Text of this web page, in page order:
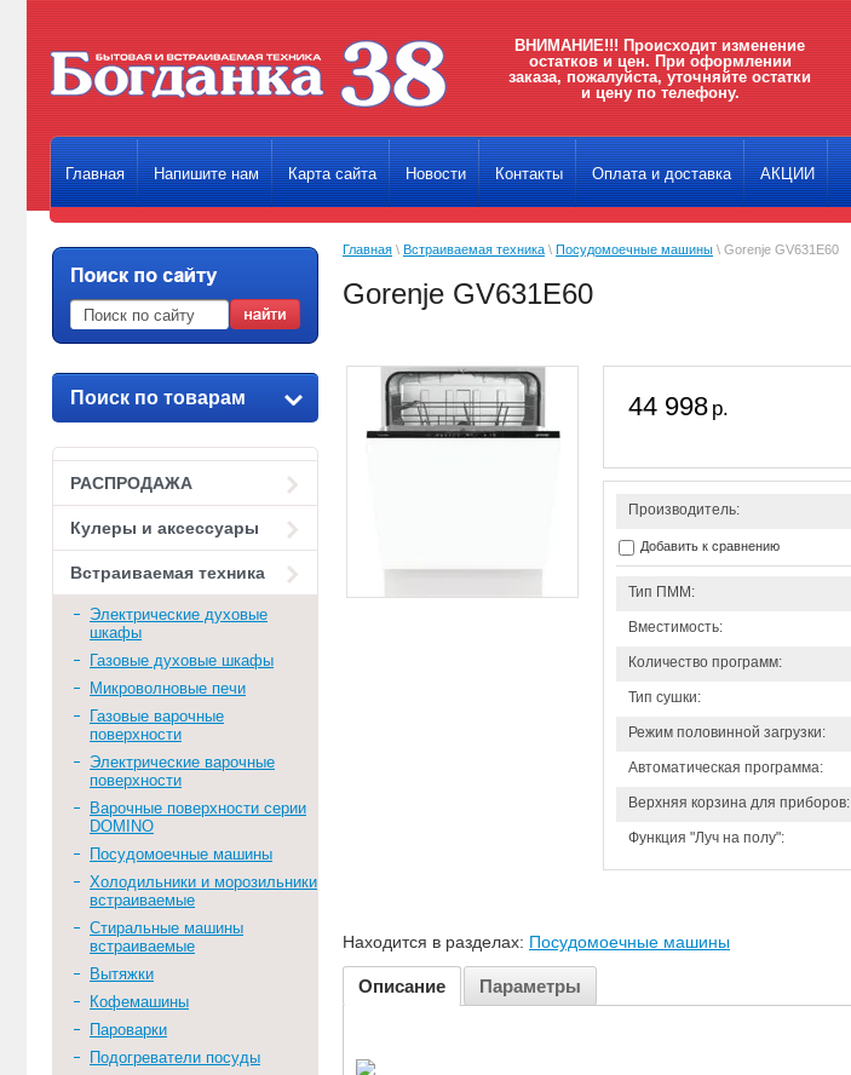
ВНИМАНИЕ!!! Происходит изменение
остатков и цен. При оформлении
заказа, пожалуйста, уточняйте остатки
и цену по телефону.
Главная Напишите нам Карта сайта Новости Контакты Оплата и доставка АКЦИИ
Поиск по товарам
РАСПРОДАЖА
Кулеры и аксессуары
Встраиваемая техника
Электрические духовые
шкафы
Газовые духовые шкафы
Микроволновые печи
Газовые варочные
поверхности
Электрические варочные
поверхности
Варочные поверхности серии
DOMINO
Посудомоечные машины
Холодильники и морозильники
встраиваемые
Стиральные машины
встраиваемые
Вытяжки
Кофемашины
Пароварки
Подогреватели посуды
Главная \ Встраиваемая техника \ Посудомоечные машины \ Gorenje GV631E60
Gorenje GV631E60
44 998 р.
Производитель:
Добавить к сравнению
Тип ПММ:
Вместимость:
Количество программ:
Тип сушки:
Режим половинной загрузки:
Автоматическая программа:
Верхняя корзина для приборов:
Функция "Луч на полу":
Находится в разделах: Посудомоечные машины
Описание Параметры